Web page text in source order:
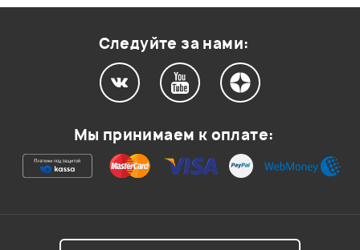
Ваша оценка:
Следуйте за нами:
Мы принимаем к оплате: